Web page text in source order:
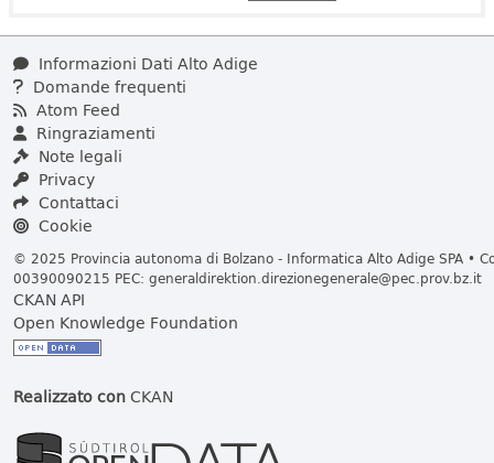
Informazioni Dati Alto Adige
Domande frequenti
Atom Feed
Ringraziamenti
Note legali
Privacy
Contattaci
Cookie
© 2025 Provincia autonoma di Bolzano - Informatica Alto Adige SPA •
00390090215 PEC: generaldirektion.direzionegenerale@pec.prov.bz.it
CKAN API
Open Knowledge Foundation
Realizzato conCKAN